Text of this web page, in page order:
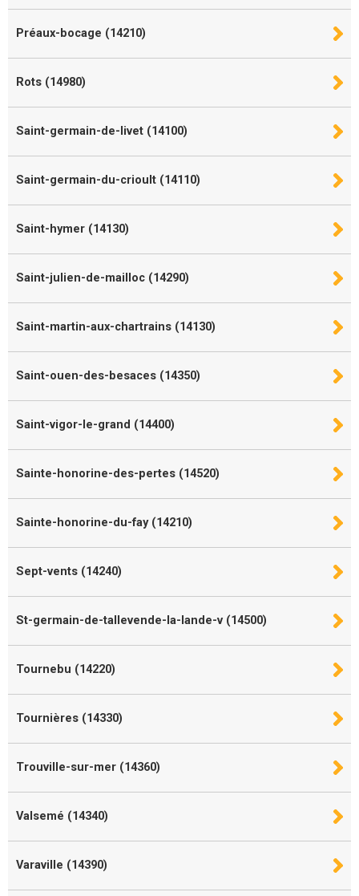
Préaux-bocage (14210)
Rots (14980)
Saint-germain-de-livet (14100)
Saint-germain-du-crioult (14110)
Saint-hymer (14130)
Saint-julien-de-mailloc (14290)
Saint-martin-aux-chartrains (14130)
Saint-ouen-des-besaces (14350)
Saint-vigor-le-grand (14400)
Sainte-honorine-des-pertes (14520)
Sainte-honorine-du-fay (14210)
Sept-vents (14240)
St-germain-de-tallevende-la-lande-v (14500)
Tournebu (14220)
Tournières (14330)
Trouville-sur-mer (14360)
Valsemé (14340)
Varaville (14390)